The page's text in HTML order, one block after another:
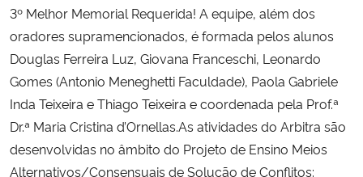
3º Melhor Memorial Requerida! A equipe, além dos
oradores supramencionados, é formada pelos alunos
Douglas Ferreira Luz, Giovana Franceschi, Leonardo
Gomes (Antonio Meneghetti Faculdade), Paola Gabriele
Inda Teixeira e Thiago Teixeira e coordenada pela Prof.ª
Dr.ª Maria Cristina d’Ornellas.As atividades do Arbitra são
desenvolvidas no âmbito do Projeto de Ensino Meios
Alternativos/Consensuais de Solução de Conflitos: